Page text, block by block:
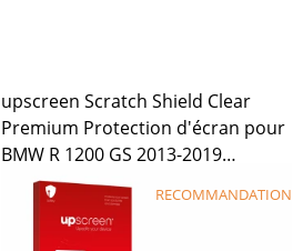
upscreen Scratch Shield Clear
Premium Protection d'écran pour
BMW R 1200 GS 2013-2019
Navigator V 5"
RECOMMANDATION